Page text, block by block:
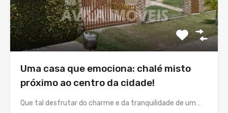
Uma casa que emociona: chalé misto
próximo ao centro da cidade!
Que tal desfrutar do charme e da tranquilidade de um…